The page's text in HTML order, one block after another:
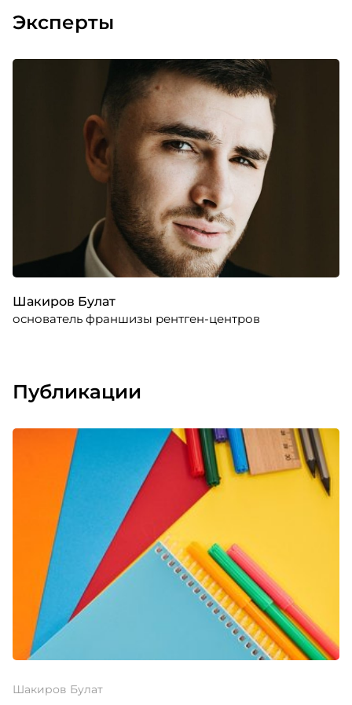
Эксперты
Шакиров Булат
основатель франшизы рентген-центров
Публикации
Шакиров Булат